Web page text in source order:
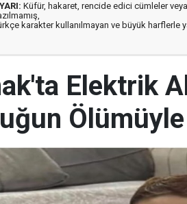
Küfür, hakaret, rencide edici cümleler
karakter kullanılmayan ve büyük harflerle
Elektrik